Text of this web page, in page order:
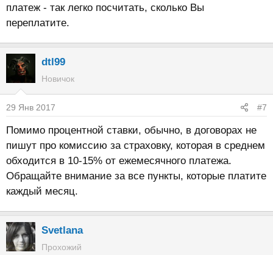
платеж - так легко посчитать, сколько Вы
переплатите.
dtl99
Новичок
29 Янв 2017 #7
Помимо процентной ставки, обычно, в договорах не
пишут про комиссию за страховку, которая в среднем
обходится в 10-15% от ежемесячного платежа.
Обращайте внимание за все пункты, которые платите
каждый месяц.
Svetlana
Прохожий